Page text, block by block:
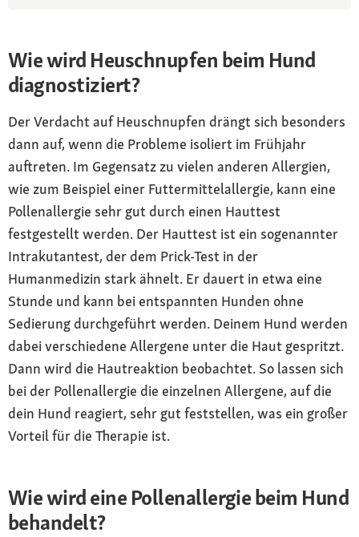
Wie wird Heuschnupfen beim Hund
diagnostiziert?
Der Verdacht auf Heuschnupfen drängt sich besonders
dann auf, wenn die Probleme isoliert im Frühjahr
auftreten. Im Gegensatz zu vielen anderen Allergien,
wie zum Beispiel einer Futtermittelallergie, kann eine
Pollenallergie sehr gut durch einen Hauttest
festgestellt werden. Der Hauttest ist ein sogenannter
Intrakutantest, der dem Prick-Test in der
Humanmedizin stark ähnelt. Er dauert in etwa eine
Stunde und kann bei entspannten Hunden ohne
Sedierung durchgeführt werden. Deinem Hund werden
dabei verschiedene Allergene unter die Haut gespritzt.
Dann wird die Hautreaktion beobachtet. So lassen sich
bei der Pollenallergie die einzelnen Allergene, auf die
dein Hund reagiert, sehr gut feststellen, was ein großer
Vorteil für die Therapie ist.
Wie wird eine Pollenallergie beim Hund
behandelt?